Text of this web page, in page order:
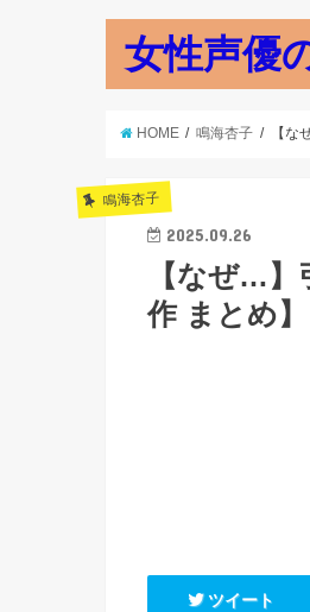
女性声優
HOME 鳴海杏子 【な
鳴海杏子
2025.09.26
【なぜ…】
作 まとめ】
ツイート